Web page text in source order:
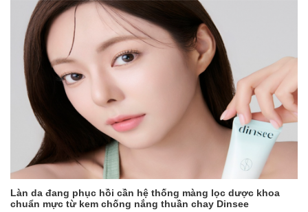
Làn da đang phục hồi cần hệ thống màng lọc dược khoa
chuẩn mực từ kem chống nắng thuần chay Dinsee